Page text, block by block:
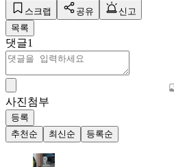
스크랩 공유
신고
목록
댓글1
사진첨부
등록
추천순
최신순 등록순